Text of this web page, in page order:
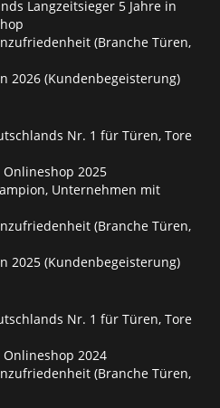
Langzeitsieger 5 Jahre in
(Branche Türen,
2026 (Kundenbegeisterung)
Nr. 1 für Türen, Tore
2025
Unternehmen mit
(Branche Türen,
2025 (Kundenbegeisterung)
Nr. 1 für Türen, Tore
2024
(Branche Türen,